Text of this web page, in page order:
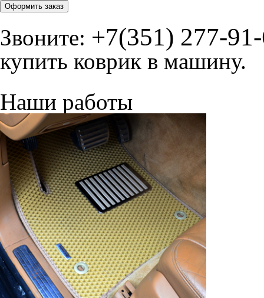
Оформить заказ
Звоните: +7(351) 277-
купить коврик в машину.
Наши работы